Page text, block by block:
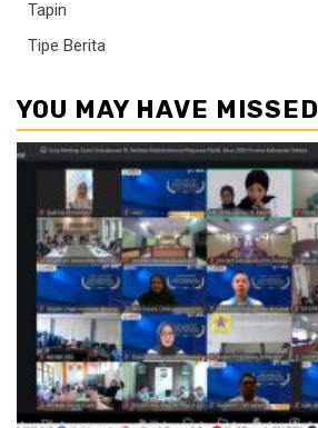
Tapin
Tipe Berita
YOU MAY HAVE MISSED